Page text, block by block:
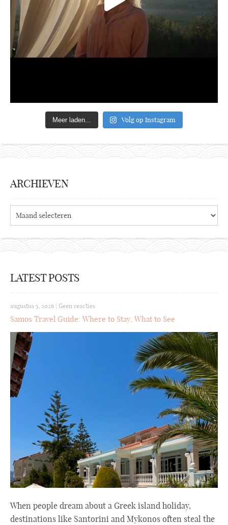
Meer laden... Volg op Instagram
ARCHIEVEN
Archieven
LATEST POSTS
augustus 5, 2026 Geen reacties
Samos Travel Guide: Where to Stay, What to See
When people dream about a Greek island holiday,
destinations like Santorini and Mykonos often steal the